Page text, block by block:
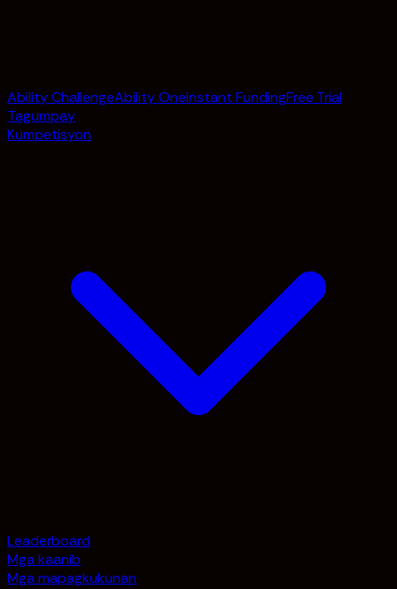
Ability ChallengeAbility OneInstant FundingFree Trial
Tagumpay
Kumpetisyon
Leaderboard
Mga kaanib
Mga mapagkukunan